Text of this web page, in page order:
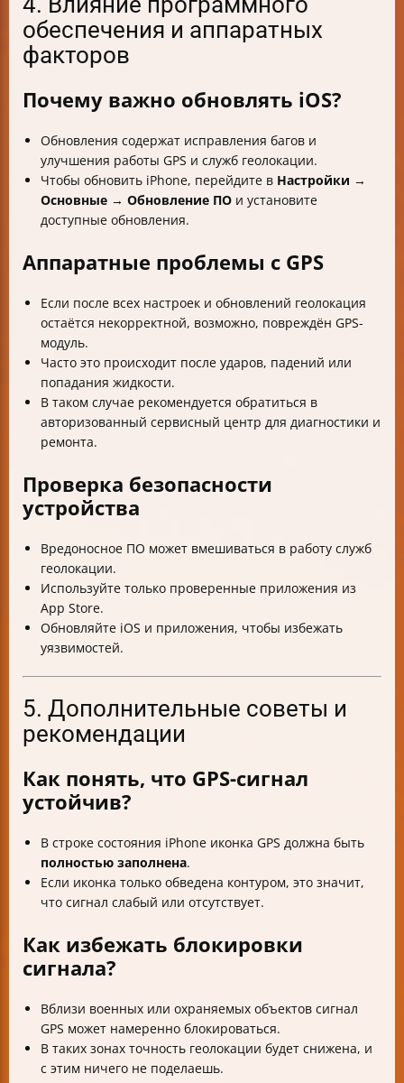
обеспечения и аппаратных
факторов
Почему важно обновлять iOS?
Обновления содержат исправления багов и
улучшения работы GPS и служб геолокации.
Чтобы обновить iPhone, перейдите в Настройки →
Основные → Обновление ПО и установите
доступные обновления.
Аппаратные проблемы с GPS
Если после всех настроек и обновлений геолокация
остаётся некорректной, возможно, повреждён GPS-
модуль.
Часто это происходит после ударов, падений или
попадания жидкости.
В таком случае рекомендуется обратиться в
авторизованный сервисный центр для диагностики и
ремонта.
Проверка безопасности
устройства
Вредоносное ПО может вмешиваться в работу служб
геолокации.
Используйте только проверенные приложения из
App Store.
Обновляйте iOS и приложения, чтобы избежать
уязвимостей.
5. Дополнительные советы и
рекомендации
Как понять, что GPS-сигнал
устойчив?
В строке состояния iPhone иконка GPS должна быть
полностью заполнена.
Если иконка только обведена контуром, это значит,
что сигнал слабый или отсутствует.
Как избежать блокировки
сигнала?
Вблизи военных или охраняемых объектов сигнал
GPS может намеренно блокироваться.
В таких зонах точность геолокации будет снижена, и
с этим ничего не поделаешь.